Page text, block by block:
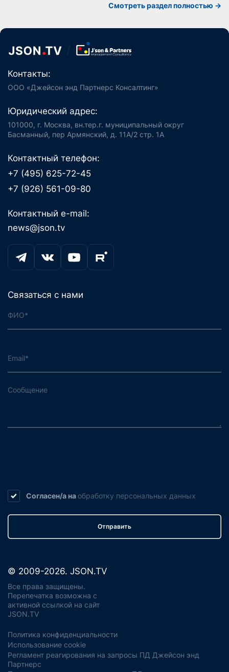
Смотреть раздел полностью ->
Контакты:
ООО «Джейсон энд Партнерс Консалтинг»
Юридический адрес:
101000, г. Москва, вн.тер.г. муниципальный округ
Басманный, пер Армянский, д. 11А/2 стр. 1А
Контактный телефон:
+7 (495) 625-72-45
+7 (926) 561-09-80
Контактный e-mail:
news@json.tv
Связаться с нами
Согласен/а на обработку персональных данных
Отправить
© 2009-2026. JSON.TV
Все права защищены.
Перепечатка возможна с
активной ссылкой на сайт
JSON.TV
Политика конфиденциальности
Использование cookie
Регламент реагирования на запросы ПД Джейсон энд
Партнерс